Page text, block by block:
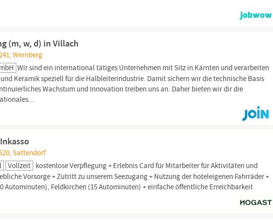
(m, w, d) in Villach
Wernberg
Wir sind ein international tätiges Unternehmen mit Sitz in Kärnten und verarbeiten
Keramik speziell für die Halbleiterindustrie. Damit sichern wir die technische Basis
Wachstum und Innovation treiben uns an. Daher bieten wir dir die
Sattendorf
Vollzeit kostenlose Verpflegung + Erlebnis Card für Mitarbeiter für Aktivitäten und
Vorsorge + Zutritt zu unserem Seezugang + Nutzung der hoteleigenen Fahrräder +
Autominuten), Feldkirchen (15 Autominuten) + einfache öffentliche Erreichbarkeit